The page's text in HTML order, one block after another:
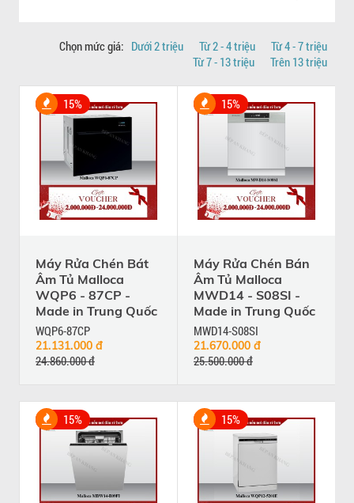
Chọn mức giá: Dưới 2 triệu Từ 2 - 4 triệu
Từ 4 - 7 triệu
Từ 7 - 13 triệu
Trên 13 triệu
15%
Máy Rửa Chén Bát
Âm Tủ Malloca
WQP6 - 87CP -
Made in Trung Quốc
WQP6-87CP
21.131.000 đ
24.860.000 đ
15%
Máy Rửa Chén Bán
Âm Tủ Malloca
MWD14 - S08SI -
Made in Trung Quốc
MWD14-S08SI
21.670.000 đ
25.500.000 đ
15% 15%